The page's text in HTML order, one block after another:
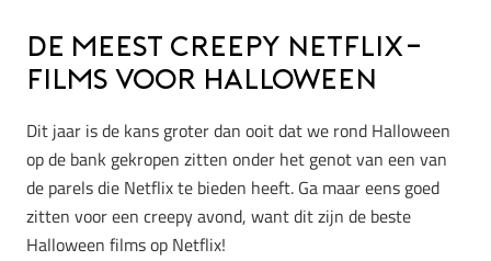
De meest creepy Netflix-
films voor Halloween
Dit jaar is de kans groter dan ooit dat we rond Halloween
op de bank gekropen zitten onder het genot van een van
de parels die Netflix te bieden heeft. Ga maar eens goed
zitten voor een creepy avond, want dit zijn de beste
Halloween films op Netflix!